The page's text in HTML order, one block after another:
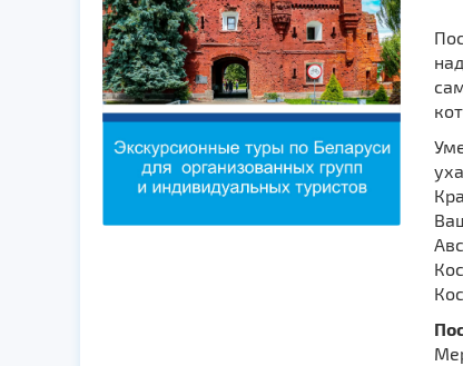
Театры
Галереи
Концертные залы